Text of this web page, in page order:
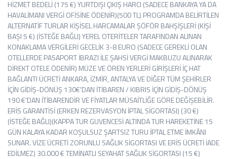
HİZMET BEDELİ (175 €) YURTDIŞI ÇIKIŞ HARCI (SADECE BANKAYA YA DA
HAVALİMANI VERGİ OFİSİNE ÖDENİR)(500 TL) PROGRAMDA BELİRTİLEN
ALTERNATİF TURLAR KİŞİSEL HARCAMALAR ŞÖFÖR BAHŞİŞLERİ (KİŞİ
BAŞI 5 €) (İSTEĞE BAĞLI) YEREL OTERİTELER TARAFINDAN ALINAN
KONAKLAMA VERGİLERİ GECELİK 3-8 EURO (SADECE GEREKLİ OLAN
OTELLERDE PASAPORT İBRAZI İLE ŞAHSİ VERGİ MAKBUZU ALINARAK
DİREKT OTELE ÖDENİR) MÜZE VE ÖREN YERLERİ GİRİŞLERİ İÇ HAT
BAĞLANTI ÜCRETİ ANKARA, İZMİR, ANTALYA VE DİĞER TÜM ŞEHİRLER
İÇİN GİDİŞ-DÖNÜŞ 130€'DAN İTİBAREN / KIBRIS İÇİN GİDİŞ-DÖNÜŞ
190 €'DAN İTİBARENDİR VE FİYATLAR MÜSAİTLİĞE GÖRE DEĞİŞEBİLİR.
ERİS GARANTİSİ (ERKEN REZERVASYON İPTAL SİGORTASI) (30 €)
(İSTEĞE BAĞLI)(KAPPA TUR GUVENCESİ ALTINDA TUR HAREKETİNE 15
GÜN KALAYA KADAR KOŞULSUZ ŞARTSIZ TURU İPTAL ETME İMKÂNI
SUNAR. VİZE ÜCRETİ ZORUNLU SAĞLIK SİGORTASI VE ERİS ÜCRETİ İADE
EDİLMEZ) 30.000 € TEMİNATLI SEYAHAT SAĞLIK SİGORTASI (15 €)